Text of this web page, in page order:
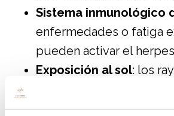
Sistema inmunológico
enfermedades o fatiga
pueden activar el
Exposición al sol: los
Cambios hormonales: